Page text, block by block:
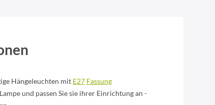
Hängeleuchten mit E27 Fassung
und passen Sie sie ihrer Einrichtung an -